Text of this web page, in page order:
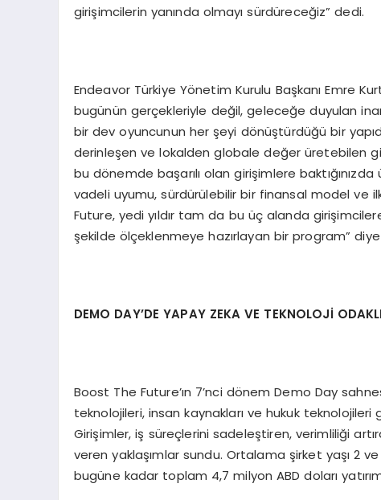
girişimcilerin yanında olmayı sürdüreceğiz” dedi.
Endeavor Türkiye Yönetim Kurulu Başkanı Emre
bugünün gerçekleriyle değil, geleceğe duyulan
bir dev oyuncunun her şeyi dönüştürdüğü bir
derinleşen ve lokalden globale değer üretebilen
bu dönemde başarılı olan girişimlere
vadeli uyumu, sürdürülebilir bir finansal model ve
Future, yedi yıldır tam da bu üç alanda
şekilde ölçeklenmeye hazırlayan bir program”
DEMO DAY’DE YAPAY ZEKA VE TEKNOLOJİ
Boost The Future’ın 7’nci dönem Demo Day
teknolojileri, insan kaynakları ve hukuk
Girişimler, iş süreçlerini sadeleştiren, verimliliği
veren yaklaşımlar sundu. Ortalama şirket yaşı 2
bugüne kadar toplam 4,7 milyon ABD doları